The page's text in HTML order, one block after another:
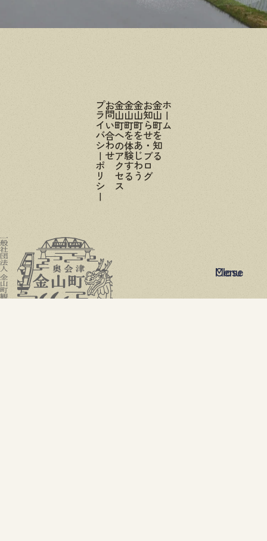
ホーム
金山町を知る
お知らせ・ブログ
金山町をあじわう
金山町を体験する
金山町へのアクセス
お問い合わせ
プライバシーポリシー
Menu
Close